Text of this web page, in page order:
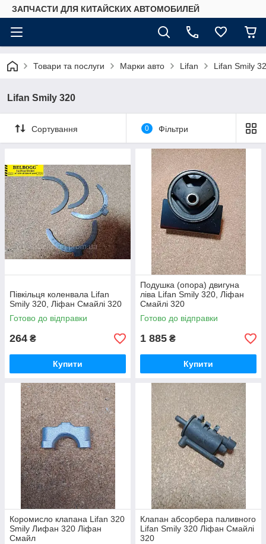
ЗАПЧАСТИ ДЛЯ КИТАЙСКИХ АВТОМОБИЛЕЙ
Товари та послуги Марки авто Lifan Lifan Smily
Lifan Smily 320
Сортування 0 Фільтри
Півкільця коленвала Lifan
Smily 320, Ліфан Смайлі 320
Готово до відправки
264 ₴
Купити
Подушка (опора) двигуна
ліва Lifan Smily 320, Ліфан
Смайлі 320
Готово до відправки
1 885 ₴
Купити
Коромисло клапана Lifan 320
Smily Лифан 320 Ліфан
Смайл
Клапан абсорбера паливного
Lifan Smily 320 Ліфан Смайлі
320